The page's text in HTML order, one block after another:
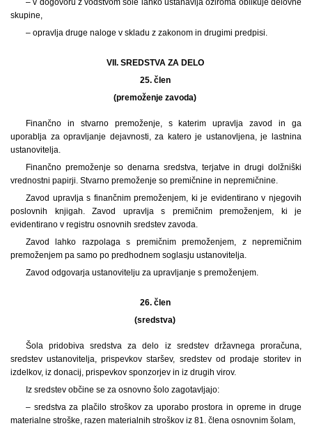
– v dogovoru z vodstvom šole lahko ustanavlja oziroma oblikuje delovne
skupine,
– opravlja druge naloge v skladu z zakonom in drugimi predpisi.
VII. SREDSTVA ZA DELO
25. člen
(premoženje zavoda)
Finančno in stvarno premoženje, s katerim upravlja zavod in ga
uporablja za opravljanje dejavnosti, za katero je ustanovljena, je lastnina
ustanovitelja.
Finančno premoženje so denarna sredstva, terjatve in drugi dolžniški
vrednostni papirji. Stvarno premoženje so premičnine in nepremičnine.
Zavod upravlja s finančnim premoženjem, ki je evidentirano v njegovih
poslovnih knjigah. Zavod upravlja s premičnim premoženjem, ki je
evidentirano v registru osnovnih sredstev zavoda.
Zavod lahko razpolaga s premičnim premoženjem, z nepremičnim
premoženjem pa samo po predhodnem soglasju ustanovitelja.
Zavod odgovarja ustanovitelju za upravljanje s premoženjem.
26. člen
(sredstva)
Šola pridobiva sredstva za delo iz sredstev državnega proračuna,
sredstev ustanovitelja, prispevkov staršev, sredstev od prodaje storitev in
izdelkov, iz donacij, prispevkov sponzorjev in iz drugih virov.
Iz sredstev občine se za osnovno šolo zagotavljajo:
– sredstva za plačilo stroškov za uporabo prostora in opreme in druge
materialne stroške, razen materialnih stroškov iz 81. člena osnovnim šolam,